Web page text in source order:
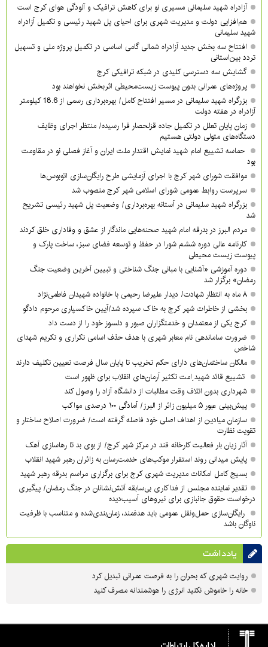
آزادراه شهید سلیمانی مسیری نو برای کاهش ترافیک و آلودگی هوای کرج است
هم‌افزایی دولت و مدیریت شهری برای احیای پل شهید رئیسی و تکمیل آزادراه
شهید سلیمانی
افتتاح سه بخش جدید آزادراه شمالی گامی اساسی در تکمیل پروژه ملی و تسهیل
تردد بین‌استانی
گشایش سه دسترسی کلیدی در شبکه ترافیکی کرج
پروژه‌های عمرانی بدون پیوست زیست‌محیطی اثربخش نخواهند بود
بزرگراه شهید سلیمانی در مسیر افتتاح کامل/ بهره‌برداری رسمی از 18.6 کیلومتر
آزادراه در هفته دولت
زمان پایان تعلل در تکمیل جاده قزلحصار فرا رسیده/ منتظر اجرای وظایف
دستگاه‌های متولی دولتی هستیم
حماسه تشییع امام شهید نمایش اقتدار ملت ایران و آغاز فصلی نو در مقاومت
بود
موافقت شورای شهر کرج با اجرای آزمایشی طرح رایگان‌سازی اتوبوس‌ها
سرپرست روابط عمومی شورای اسلامی شهر کرج منصوب شد
بزرگراه شهید سلیمانی در آستانه بهره‌برداری/ وضعیت پل شهید رئیسی تشریح
شد
مردم البرز در بدرقه امام شهید صحنه‌هایی ماندگار از عشق و وفاداری خلق کردند
کارنامه عالی دوره ششم شورا در حفظ و توسعه فضای سبز، ساخت پارک و
پیوست زیست محیطی
دوره آموزشی «آشنایی با مبانی جنگ شناختی و تبیین آخرین وضعیت جنگ
رمضان» برگزار شد
۸ ماه به انتظار شهادت/ دیدار علیرضا رحیمی با خانواده شهیدان فاطمی‌نژاد
بخشی از خاطرات شهر کرج به خاک سپرده شد/آیین خاکسپاری مرحوم دادگو
کرج یکی از معتمدان و خدمتگزاران صبور و دلسوز خود را از دست داد
ضرورت ساماندهی نام‌ معابر شهری با هدف حذف اسامی تکراری و تکریم شهدای
شاخص
مالکان ساختمان‌های دارای حکم تخریب تا پایان سال فرصت تعیین تکلیف دارند
تشییع قائد شهید ِامت تکثیر آرمان‌های انقلاب برای ظهور است
شهرداری بدون اتلاف وقت مطالبات از دانشگاه آزاد را وصول کند
پیش‌بینی عبور ۵ میلیون زائر از البرز/ آمادگی ۱۰۰ درصدی مواکب
سازمان میادین از اهداف اصلی خود فاصله گرفته است/ ضرورت اصلاح ساختار و
تقویت نظارت
آثار زیان بار فعالیت کارخانه قند در مرکز شهر کرج/ از بوی بد تا رهاسازی آهک
پایش میدانی روند استقرار موکب‌های خدمت‌رسان به زائران رهبر شهید انقلاب
بسیج کامل امکانات مدیریت شهری کرج برای برگزاری مراسم بدرقه رهبر شهید
تقدیر نماینده مجلس از فداکاری بی‌سابقه آتش‌نشانان در جنگ رمضان/ پیگیری
درخواست حقوق جانبازی برای نیروهای آسیب‌دیده
رایگان‌سازی حمل‌ونقل عمومی باید هدفمند، زمان‌بندی‌شده و متناسب با ظرفیت
ناوگان باشد
یادداشت
روایت شهری که بحران را به فرصت عمرانی تبدیل کرد
خانه را خاموش نکنید انرژی را هوشمندانه مصرف کنید